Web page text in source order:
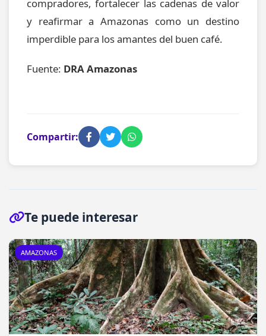
compradores, fortalecer las cadenas de valor
y reafirmar a Amazonas como un destino
imperdible para los amantes del buen café.
Fuente: DRA Amazonas
Compartir:
Te puede interesar
AMAZONAS